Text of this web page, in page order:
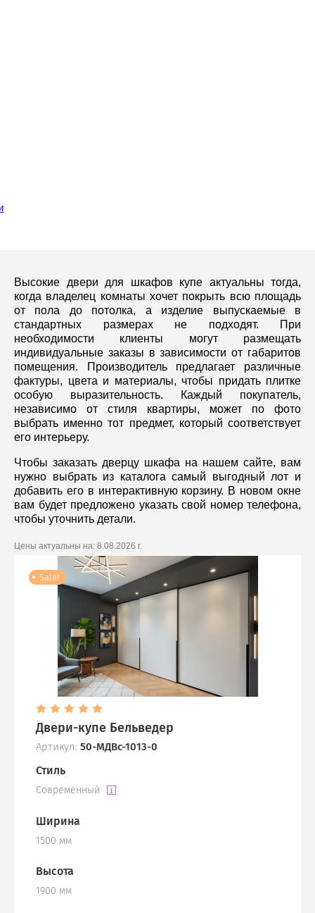
Высокие двери для шкафов купе актуальны тогда,
когда владелец комнаты хочет покрыть всю площадь
от пола до потолка, а изделие выпускаемые в
стандартных размерах не подходят. При
необходимости клиенты могут размещать
индивидуальные заказы в зависимости от габаритов
помещения. Производитель предлагает различные
фактуры, цвета и материалы, чтобы придать плитке
особую выразительность. Каждый покупатель,
независимо от стиля квартиры, может по фото
выбрать именно тот предмет, который соответствует
его интерьеру.
Чтобы заказать дверцу шкафа на нашем сайте, вам
нужно выбрать из каталога самый выгодный лот и
добавить его в интерактивную корзину. В новом окне
вам будет предложено указать свой номер телефона,
чтобы уточнить детали.
Цены актуальны на: 8.08.2026 г.
Sale!
Двери-купе Бельведер
Артикул: 50-МДВс-1013-0
Стиль
Современный
Ширина
1500 мм
Высота
1900 мм